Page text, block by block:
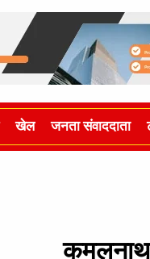
खेल जनता संवाददाता